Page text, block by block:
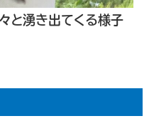
々と湧き出てくる様子